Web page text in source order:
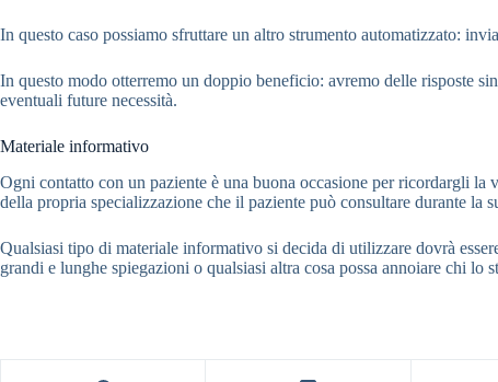
In questo caso possiamo sfruttare un altro strumento automatizzato:
In questo modo otterremo un doppio beneficio: avremo delle risposte
eventuali future necessità.
Materiale informativo
Ogni contatto con un paziente è una buona occasione per ricordargli la
della propria specializzazione che il paziente può consultare durante la
Qualsiasi tipo di materiale informativo si decida di utilizzare dovrà
grandi e lunghe spiegazioni o qualsiasi altra cosa possa annoiare chi